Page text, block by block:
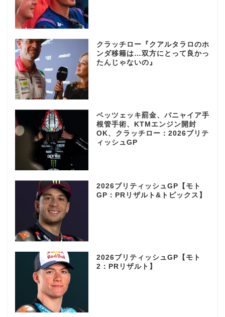
クラッチロー『クアルタラロのホ
ンダ移籍は…双方にとって良かっ
たんじゃないの』
ベッツェッキ罰金、バニャイア手
根管手術、KTMエンジン開封
OK、クラッチロー：2026ブリテ
ィッシュGP
2026ブリティッシュGP【モト
GP：PRリザルト&トピックス】
2026ブリティッシュGP【モト
2：PRリザルト】